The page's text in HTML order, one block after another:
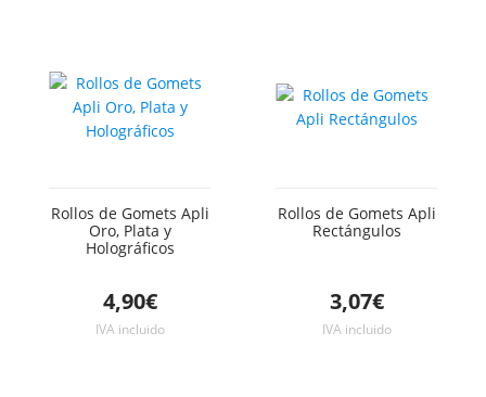
Rollos de Gomets Apli
Oro, Plata y
Holográficos
4,90€
IVA incluido
Rollos de Gomets Apli
Rectángulos
3,07€
IVA incluido